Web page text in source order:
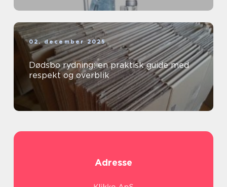
02. december 2025
Dødsbo rydning: en praktisk guide med
respekt og overblik
Adresse